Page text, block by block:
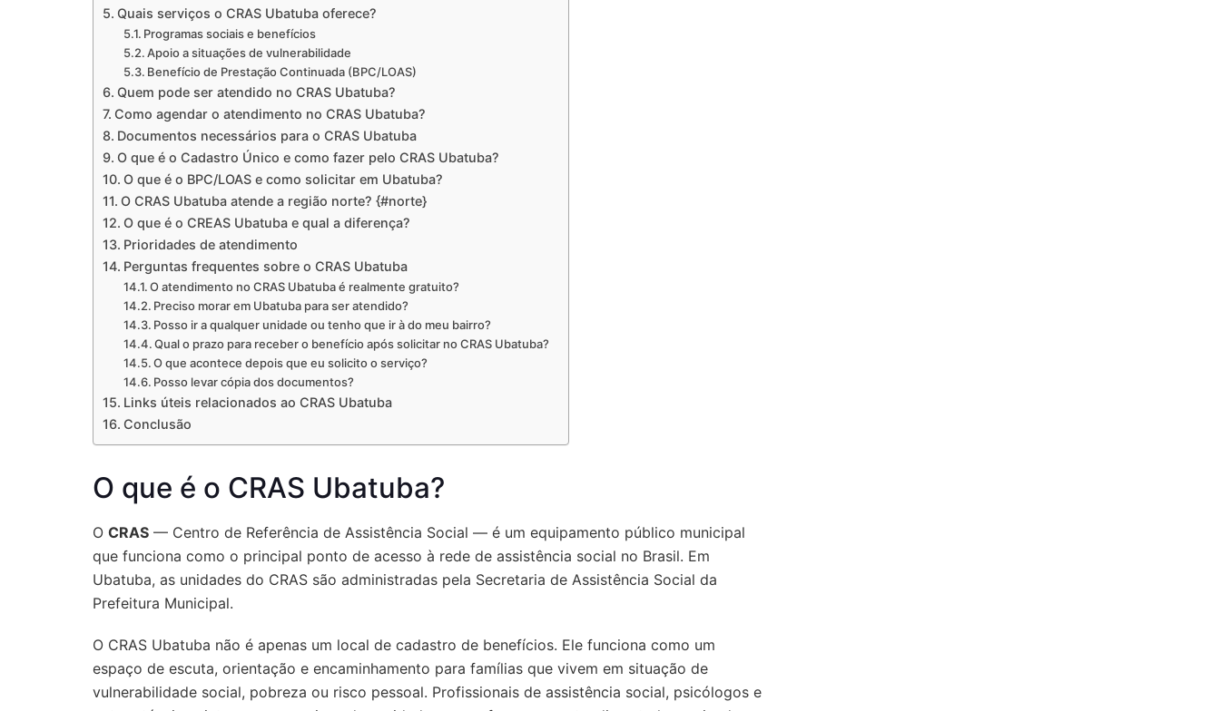
Quais serviços o CRAS Ubatuba oferece?
Programas sociais e benefícios
Apoio a situações de vulnerabilidade
Benefício de Prestação Continuada (BPC/LOAS)
Quem pode ser atendido no CRAS Ubatuba?
Como agendar o atendimento no CRAS Ubatuba?
Documentos necessários para o CRAS Ubatuba
O que é o Cadastro Único e como fazer pelo CRAS Ubatuba?
O que é o BPC/LOAS e como solicitar em Ubatuba?
O CRAS Ubatuba atende a região norte? {#norte}
O que é o CREAS Ubatuba e qual a diferença?
Prioridades de atendimento
Perguntas frequentes sobre o CRAS Ubatuba
O atendimento no CRAS Ubatuba é realmente gratuito?
Preciso morar em Ubatuba para ser atendido?
Posso ir a qualquer unidade ou tenho que ir à do meu bairro?
Qual o prazo para receber o benefício após solicitar no CRAS Ubatuba?
O que acontece depois que eu solicito o serviço?
Posso levar cópia dos documentos?
Links úteis relacionados ao CRAS Ubatuba
Conclusão
O que é o CRAS Ubatuba?
O CRAS — Centro de Referência de Assistência Social — é um equipamento público municipal
que funciona como o principal ponto de acesso à rede de assistência social no Brasil. Em
Ubatuba, as unidades do CRAS são administradas pela Secretaria de Assistência Social da
Prefeitura Municipal.
O CRAS Ubatuba não é apenas um local de cadastro de benefícios. Ele funciona como um
espaço de escuta, orientação e encaminhamento para famílias que vivem em situação de
vulnerabilidade social, pobreza ou risco pessoal. Profissionais de assistência social, psicólogos e